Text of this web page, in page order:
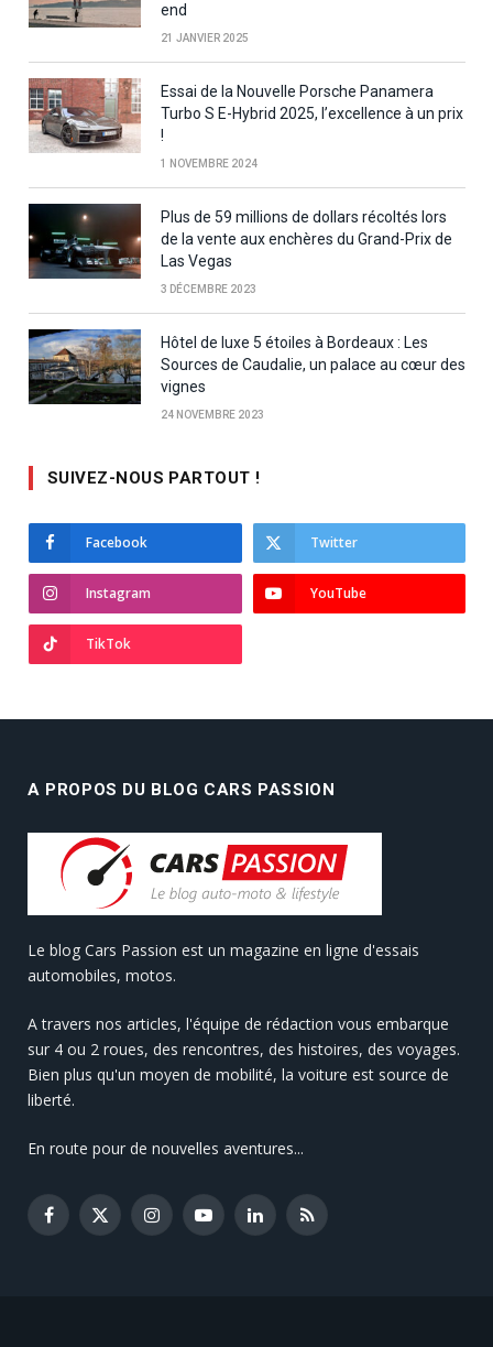
end
21 JANVIER 2025
Essai de la Nouvelle Porsche Panamera
Turbo S E-Hybrid 2025, l’excellence à un prix
!
1 NOVEMBRE 2024
Plus de 59 millions de dollars récoltés lors
de la vente aux enchères du Grand-Prix de
Las Vegas
3 DÉCEMBRE 2023
Hôtel de luxe 5 étoiles à Bordeaux : Les
Sources de Caudalie, un palace au cœur des
vignes
24 NOVEMBRE 2023
SUIVEZ-NOUS PARTOUT !
Facebook Twitter
Instagram YouTube
TikTok
A PROPOS DU BLOG CARS PASSION
Le blog Cars Passion est un magazine en ligne d'essais
automobiles, motos.
A travers nos articles, l'équipe de rédaction vous embarque
sur 4 ou 2 roues, des rencontres, des histoires, des voyages.
Bien plus qu'un moyen de mobilité, la voiture est source de
liberté.
En route pour de nouvelles aventures...
Facebook
X
InstagramYouTubeLinkedInRSS